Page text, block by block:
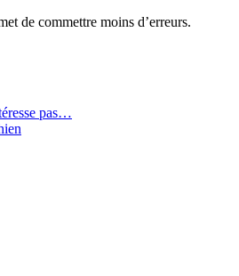
de commettre moins d’erreurs.
pas…